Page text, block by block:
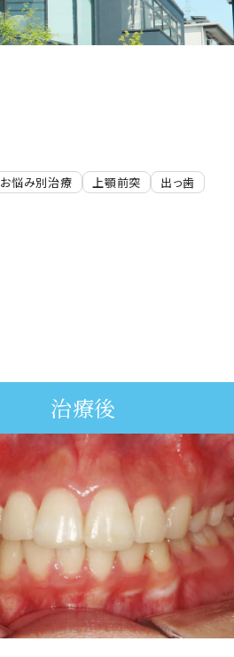
お悩み別治療 上顎前突
出っ歯
治療後